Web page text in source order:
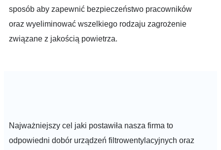
sposób aby zapewnić bezpieczeństwo pracowników
oraz wyeliminować wszelkiego rodzaju zagrożenie
związane z jakością powietrza.
Najważniejszy cel jaki postawiła nasza firma to
odpowiedni dobór urządzeń filtrowentylacyjnych oraz